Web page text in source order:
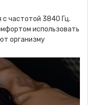
с частотой 3840 Гц.
использовать
организму